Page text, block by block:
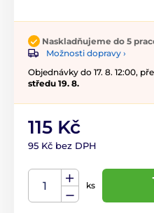
Naskladňujeme do 5
Možnosti dopravy ›
Objednávky do 17. 8. 12:00,
středu 19. 8.
115 Kč
95 Kč bez DPH
ks